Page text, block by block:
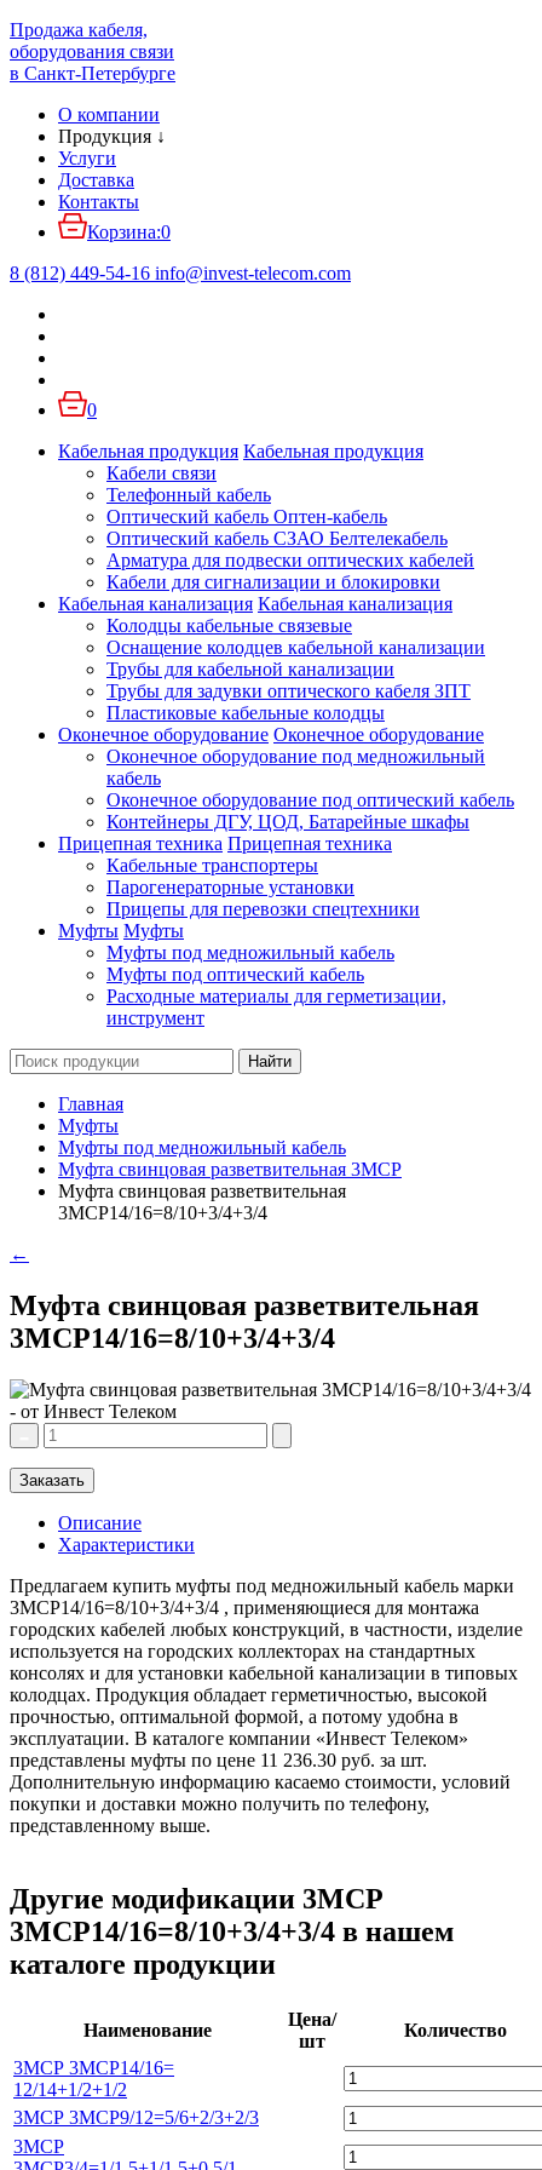
Продажа кабеля,
оборудования связи
в Санкт-Петербурге
О компании
Продукция ↓
Услуги
Доставка
Контакты
Корзина:0
8 (812) 449-54-16 info@invest-telecom.com
0
Кабельная продукция Кабельная продукция
Кабели связи
Телефонный кабель
Оптический кабель Оптен-кабель
Оптический кабель СЗАО Белтелекабель
Арматура для подвески оптических кабелей
Кабели для сигнализации и блокировки
Кабельная канализация Кабельная канализация
Колодцы кабельные связевые
Оснащение колодцев кабельной канализации
Трубы для кабельной канализации
Трубы для задувки оптического кабеля ЗПТ
Пластиковые кабельные колодцы
Оконечное оборудование Оконечное оборудование
Оконечное оборудование под медножильный
кабель
Оконечное оборудование под оптический кабель
Контейнеры ДГУ, ЦОД, Батарейные шкафы
Прицепная техника Прицепная техника
Кабельные транспортеры
Парогенераторные установки
Прицепы для перевозки спецтехники
Муфты Муфты
Муфты под медножильный кабель
Муфты под оптический кабель
Расходные материалы для герметизации,
инструмент
Главная
Муфты
Муфты под медножильный кабель
Муфта свинцовая разветвительная 3МСР
Муфта свинцовая разветвительная
3МСР14/16=8/10+3/4+3/4
←
Муфта свинцовая разветвительная
3МСР14/16=8/10+3/4+3/4
Заказать
Описание
Характеристики
Предлагаем купить муфты под медножильный кабель марки
3МСР14/16=8/10+3/4+3/4 , применяющиеся для монтажа
городских кабелей любых конструкций, в частности, изделие
используется на городских коллекторах на стандартных
консолях и для установки кабельной канализации в типовых
колодцах. Продукция обладает герметичностью, высокой
прочностью, оптимальной формой, а потому удобна в
эксплуатации. В каталоге компании «Инвест Телеком»
представлены муфты по цене 11 236.30 руб. за шт.
Дополнительную информацию касаемо стоимости, условий
покупки и доставки можно получить по телефону,
представленному выше.
Другие модификации 3МСР
3МСР14/16=8/10+3/4+3/4 в нашем
каталоге продукции
Наименование
Цена/
шт
Количество
3МСР 3МСР14/16=
12/14+1/2+1/2
3МСР 3МСР9/12=5/6+2/3+2/3
3МСР